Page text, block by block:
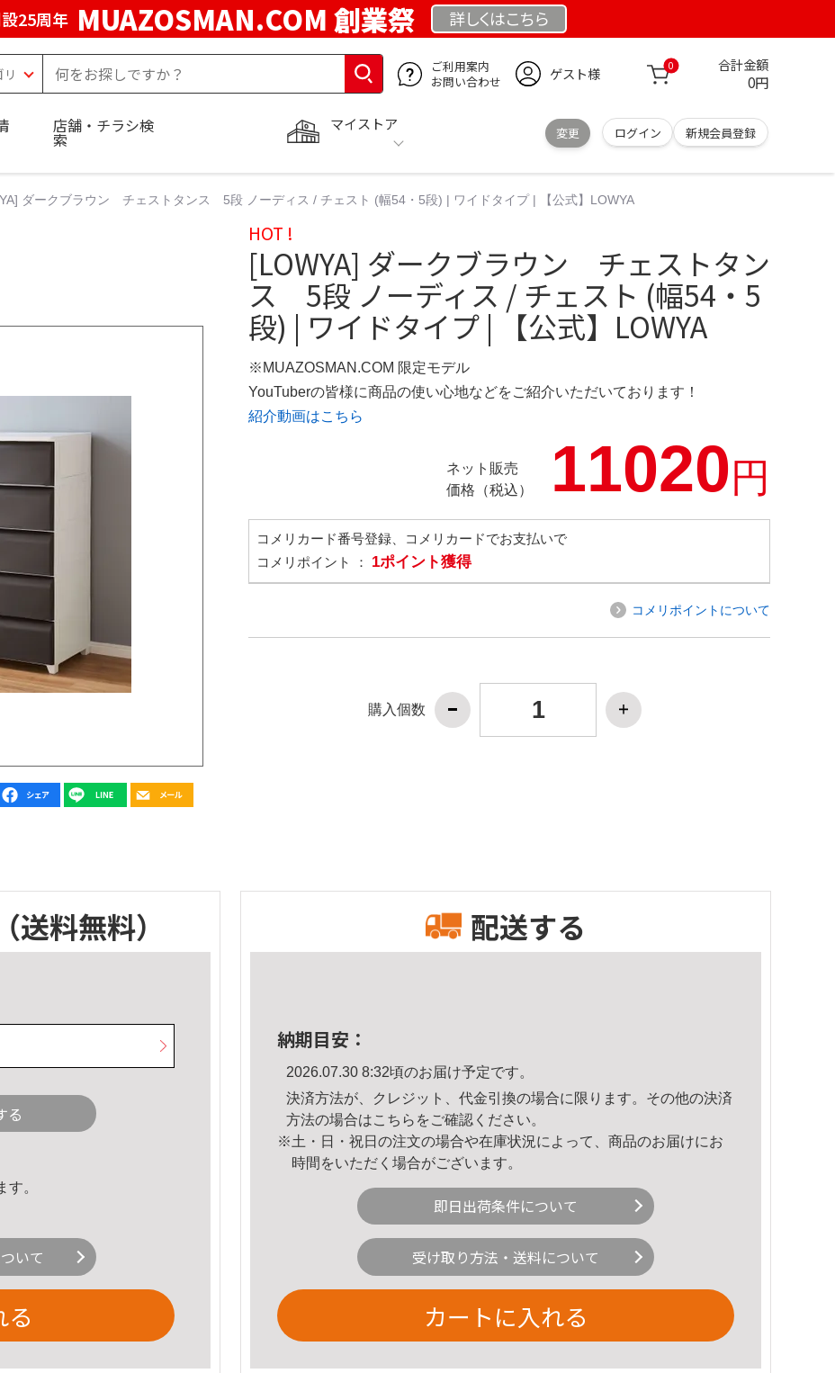
25周年 MUAZOSMAN.COM 創業祭 詳しくはこちら
ご利用案内
お問い合わせ
ゲスト様 0 合計金額
0円
マイストア
変更 ログイン 新規会員登録
店舗・チラシ検
索
ダークブラウン チェストタンス 5段 ノーディス / チェスト (幅54・5段) | ワイドタイプ | 【公式】LOWYA
HOT !
[LOWYA] ダークブラウン チェストタン
ス 5段 ノーディス / チェスト (幅54・5
段) | ワイドタイプ | 【公式】LOWYA
※MUAZOSMAN.COM 限定モデル
YouTuberの皆様に商品の使い心地などをご紹介いただいております！
紹介動画はこちら
ネット販売
価格（税込）
11020円
コメリカード番号登録、コメリカードでお支払いで
コメリポイント ： 1ポイント獲得
コメリポイントについて
購入個数
（送料無料）
る
。
いて
る
配送する
納期目安：
2026.07.30 8:32頃のお届け予定です。
決済方法が、クレジット、代金引換の場合に限ります。その他の決済
方法の場合はこちら をご確認ください。
※土・日・祝日の注文の場合や在庫状況によって、商品のお届けにお
時間をいただく場合がございます。
即日出荷条件について
受け取り方法・送料について
カートに入れる